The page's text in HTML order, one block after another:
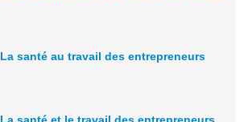
La santé au travail des entrepreneurs
La santé et le travail des entrepreneurs